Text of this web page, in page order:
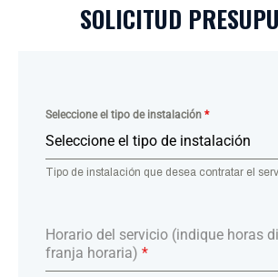
SOLICITUD
Seleccione el tipo de instalación *
Seleccione el tipo de instalación
Tipo de instalación que desea contratar el
Horario del servicio (indique horas
franja horaria) *